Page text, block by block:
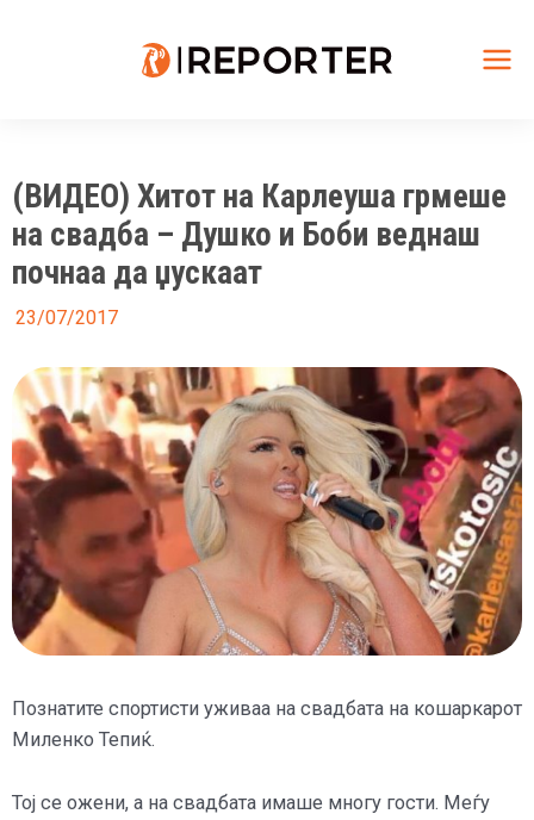
(ВИДЕО) Хитот на Карлеуша грмеше
на свадба – Душко и Боби веднаш
почнаа да џускаат
23/07/2017
Познатите спортисти уживаа на свадбата на кошаркарот
Миленко Тепиќ.
Тој се ожени, а на свадбата имаше многу гости. Меѓу